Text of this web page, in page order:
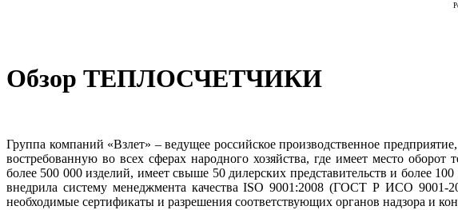
Обзор ТЕПЛОСЧЕТЧИКИ
Группа компаний «Взлет» – ведущее российское производственное
востребованную во всех сферах народного хозяйства, где имеет место
более 500 000 изделий, имеет свыше 50 дилерских представительств и более
внедрила систему менеджмента качества ISO 9001:2008 (ГОСТ Р ИСО 9001-
необходимые сертификаты и разрешения соответствующих органов надзора и